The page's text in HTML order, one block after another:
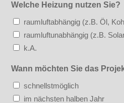
Welche Heizung nutzen Sie?
raumluftabhängig (z.B. Öl,
raumluftunabhängig (z.B.
k.A.
Wann möchten Sie das
schnellstmöglich
im nächsten halben Jahr